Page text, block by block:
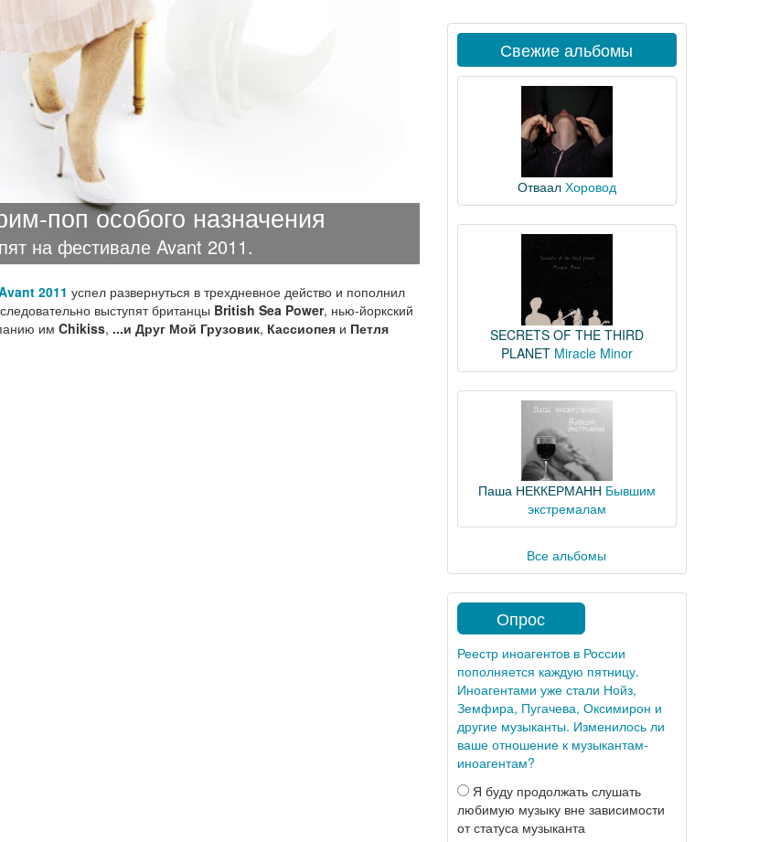
поп особого назначения
на фестивале Avant 2011.
2011 успел развернуться в трехдневное действо и пополнил
выступят британцы British Sea Power, нью-йоркский
им Chikiss, ...и Друг Мой Грузовик, Кассиопея и Петля
Свежие альбомы
Отваал Хоровод
SECRETS OF THE THIRD
PLANET Miracle Minor
Паша НЕККЕРМАНН Бывшим
экстремалам
Все альбомы
Опрос
Реестр иноагентов в России
пополняется каждую пятницу.
Иноагентами уже стали Нойз,
Земфира, Пугачева, Оксимирон и
другие музыканты. Изменилось ли
ваше отношение к музыкантам-
иноагентам?
Я буду продолжать слушать
любимую музыку вне зависимости
от статуса музыканта